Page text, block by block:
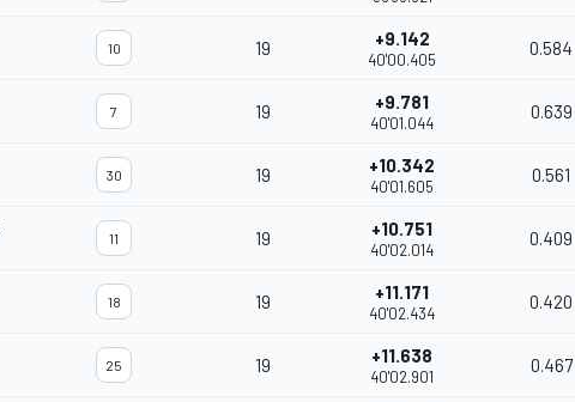
10 19 +9.142
40'00.405
0.584
7 19 +9.781
40'01.044
0.639
30 19 +10.342
40'01.605
0.561
11 19 +10.751
40'02.014
0.409
18 19 +11.171
40'02.434
0.420
25 19 +11.638
40'02.901
0.467